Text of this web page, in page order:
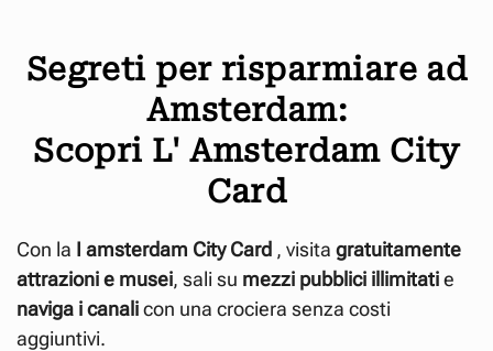
Segreti per risparmiare ad
Amsterdam:
Scopri L' Amsterdam City
Card
Con la I amsterdam City Card , visita gratuitamente
attrazioni e musei, sali su mezzi pubblici illimitatie
naviga i canalicon una crociera senza costi
aggiuntivi.